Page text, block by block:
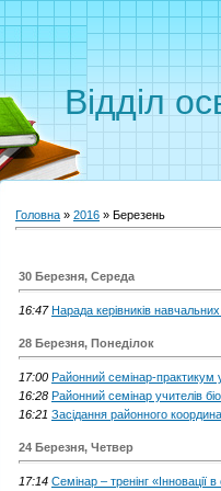
Відділ
Головна » 2016 » Березень
30 Березня, Середа
16:47 Нарада керівників навчальних
28 Березня, Понеділок
17:00 Районний семінар-практикум
16:28 Районний семінар учителів
16:21 Засідання районного
24 Березня, Четвер
17:14 Семінар – тренінг